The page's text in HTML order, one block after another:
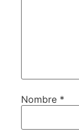
Nombre *